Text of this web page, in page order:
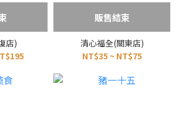
店)
販售結束
清心福全(關東店)
NT$35 ~ NT$75